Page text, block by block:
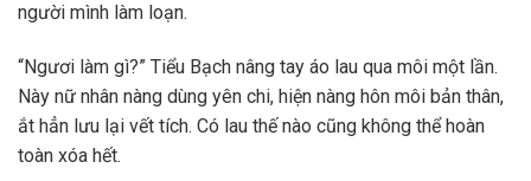
người mình làm loạn.
“Ngươi làm gì?” Tiểu Bạch nâng tay áo lau qua môi một lần.
Này nữ nhân nàng dùng yên chi, hiện nàng hôn môi bản thân,
ắt hẳn lưu lại vết tích. Có lau thế nào cũng không thể hoàn
toàn xóa hết.